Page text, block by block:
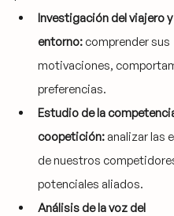
Investigación del viajero
entorno: comprender sus
motivaciones,
preferencias.
Estudio de la
coopetición: analizar las
de nuestros
potenciales aliados.
Análisis de la voz del